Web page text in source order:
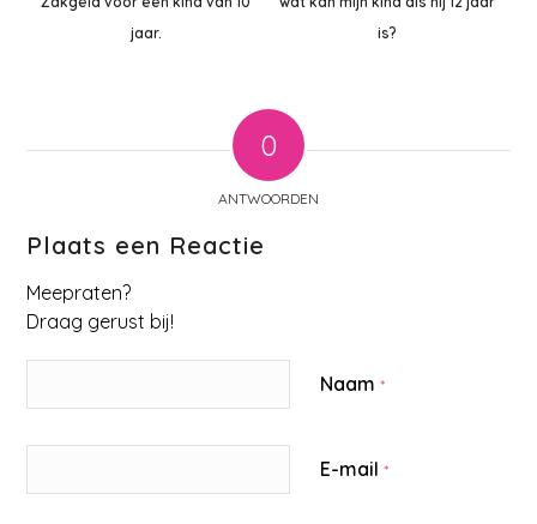
jaar.
is?
0
ANTWOORDEN
Plaats een Reactie
Meepraten?
Draag gerust bij!
Naam*
E-mail*